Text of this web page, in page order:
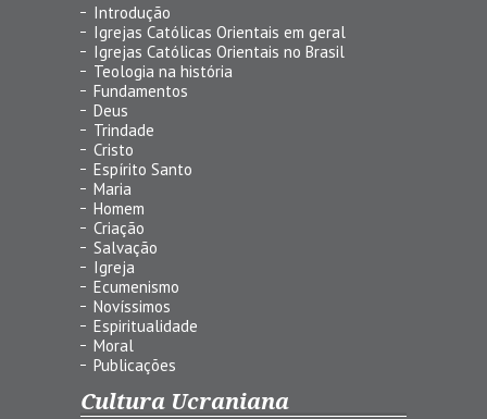
Introdução
Igrejas Católicas Orientais em geral
Igrejas Católicas Orientais no Brasil
Teologia na história
Fundamentos
Deus
Trindade
Cristo
Espírito Santo
Maria
Homem
Criação
Salvação
Igreja
Ecumenismo
Novíssimos
Espiritualidade
Moral
Publicações
Cultura Ucraniana